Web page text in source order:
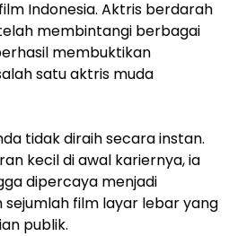
Indonesia. Aktris berdarah
membintangi berbagai
membuktikan
satu aktris muda
tidak diraih secara instan.
kecil di awal kariernya, ia
dipercaya menjadi
film layar lebar yang
publik.